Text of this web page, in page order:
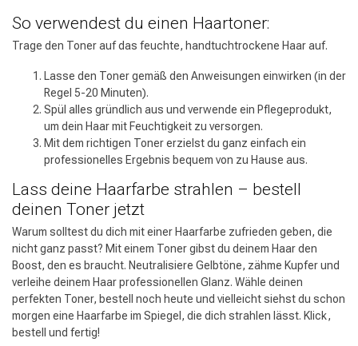
So verwendest du einen Haartoner:
Trage den Toner auf das feuchte, handtuchtrockene Haar auf.
Lasse den Toner gemäß den Anweisungen einwirken (in der
Regel 5-20 Minuten).
Spül alles gründlich aus und verwende ein Pflegeprodukt,
um dein Haar mit Feuchtigkeit zu versorgen.
Mit dem richtigen Toner erzielst du ganz einfach ein
professionelles Ergebnis bequem von zu Hause aus.
Lass deine Haarfarbe strahlen – bestell
deinen Toner jetzt
Warum solltest du dich mit einer Haarfarbe zufrieden geben, die
nicht ganz passt? Mit einem Toner gibst du deinem Haar den
Boost, den es braucht. Neutralisiere Gelbtöne, zähme Kupfer und
verleihe deinem Haar professionellen Glanz. Wähle deinen
perfekten Toner, bestell noch heute und vielleicht siehst du schon
morgen eine Haarfarbe im Spiegel, die dich strahlen lässt. Klick,
bestell und fertig!